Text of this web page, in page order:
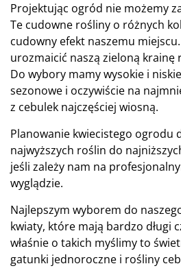
Projektując ogród nie możemy
Te cudowne rośliny o różnych
cudowny efekt naszemu
urozmaicić naszą zieloną krainę
Do wybory mamy wysokie i
sezonowe i oczywiście na
z cebulek najczęściej wiosną.
Planowanie kwiecistego ogrodu
najwyższych roślin do
jeśli zależy nam na
wyglądzie.
Najlepszym wyborem do
kwiaty, które mają bardzo długi
właśnie o takich myślimy to
gatunki jednoroczne i rośliny